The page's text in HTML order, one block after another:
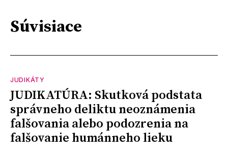
Súvisiace
JUDIKÁTY
JUDIKATÚRA: Skutková podstata
správneho deliktu neoznámenia
falšovania alebo podozrenia na
falšovanie humánneho lieku